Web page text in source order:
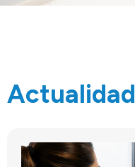
Actualidad